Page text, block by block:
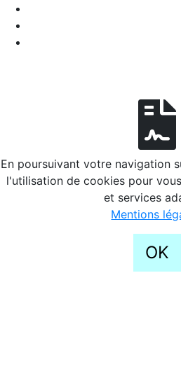
En poursuivant votre navigation
l'utilisation de cookies pour
et services
Mentions
OK